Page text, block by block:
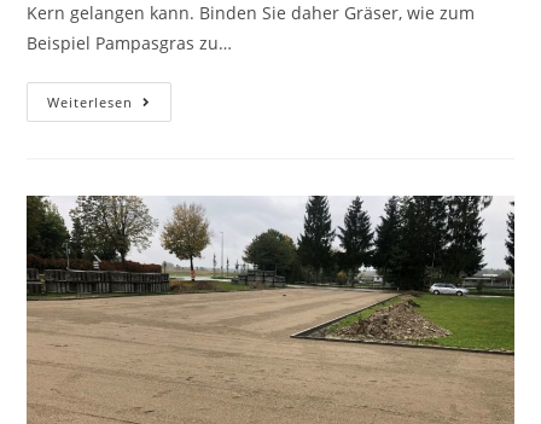
Kern gelangen kann. Binden Sie daher Gräser, wie zum
Beispiel Pampasgras zu…
Weiterlesen
für